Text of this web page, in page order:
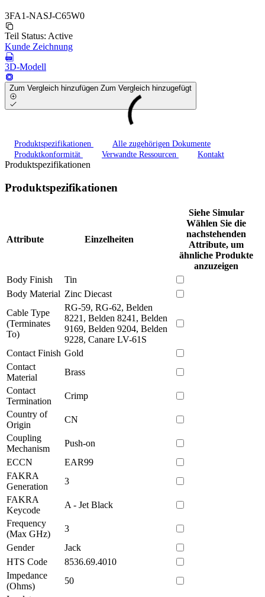
3FA1-NASJ-C65W0
Teil Status: Active
Kunde Zeichnung
3D-Modell
Zum Vergleich hinzufügen Zum Vergleich hinzugefügt
Produktspezifikationen
Alle zugehörigen Dokumente
Produktkonformität
Verwandte Ressourcen Kontakt
Produktspezifikationen
Produktspezifikationen
Attribute Einzelheiten
Siehe Simular
Wählen Sie die
nachstehenden
Attribute, um
ähnliche Produkte
anzuzeigen
Body Finish
Tin
Body Material Zinc Diecast
Cable Type
(Terminates
To)
RG-59, RG-62, Belden
8221, Belden 8241, Belden
9169, Belden 9204, Belden
9228, Canare LV-61S
Contact Finish Gold
Contact
Material
Brass
Contact
Termination
Crimp
Country of
Origin
CN
Coupling
Mechanism
Push-on
ECCN
EAR99
FAKRA
Generation
3
FAKRA
Keycode
A - Jet Black
Frequency
(Max GHz)
3
Gender
Jack
HTS Code
8536.69.4010
Impedance
(Ohms)
50